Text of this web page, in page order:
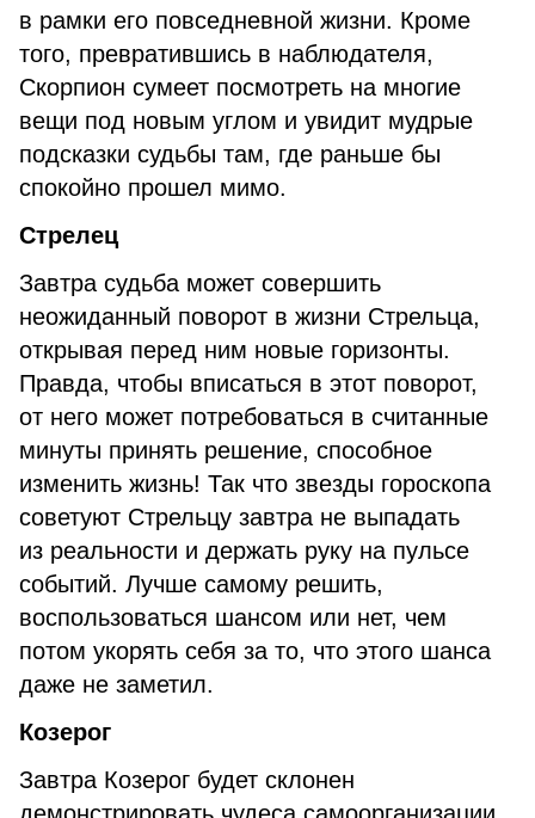
в рамки его повседневной жизни. Кроме
того, превратившись в наблюдателя,
Скорпион сумеет посмотреть на многие
вещи под новым углом и увидит мудрые
подсказки судьбы там, где раньше бы
спокойно прошел мимо.
Стрелец
Завтра судьба может совершить
неожиданный поворот в жизни Стрельца,
открывая перед ним новые горизонты.
Правда, чтобы вписаться в этот поворот,
от него может потребоваться в считанные
минуты принять решение, способное
изменить жизнь! Так что звезды гороскопа
советуют Стрельцу завтра не выпадать
из реальности и держать руку на пульсе
событий. Лучше самому решить,
воспользоваться шансом или нет, чем
потом укорять себя за то, что этого шанса
даже не заметил.
Козерог
Завтра Козерог будет склонен